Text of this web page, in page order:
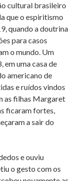
cultural brasileiro
que o espiritismo
quando a doutrina
para casos
o mundo. Um
em uma casa de
americano de
e ruídos vindos
as filhas Margaret
ficaram fortes,
a sair do
e ouviu
o gesto com os